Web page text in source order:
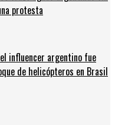
protesta
influencer argentino fue
de helicópteros en Brasil